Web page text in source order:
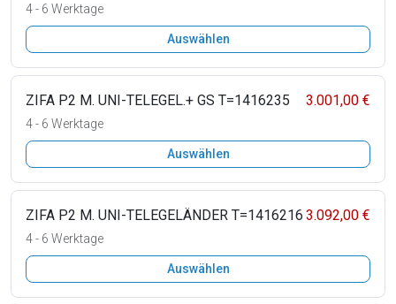
4 - 6 Werktage
Auswählen
ZIFA P2 M. UNI-TELEGEL.+ GS T=1416235 3.001,00 €
4 - 6 Werktage
Auswählen
ZIFA P2 M. UNI-TELEGELÄNDER T=1416216 3.092,00 €
4 - 6 Werktage
Auswählen